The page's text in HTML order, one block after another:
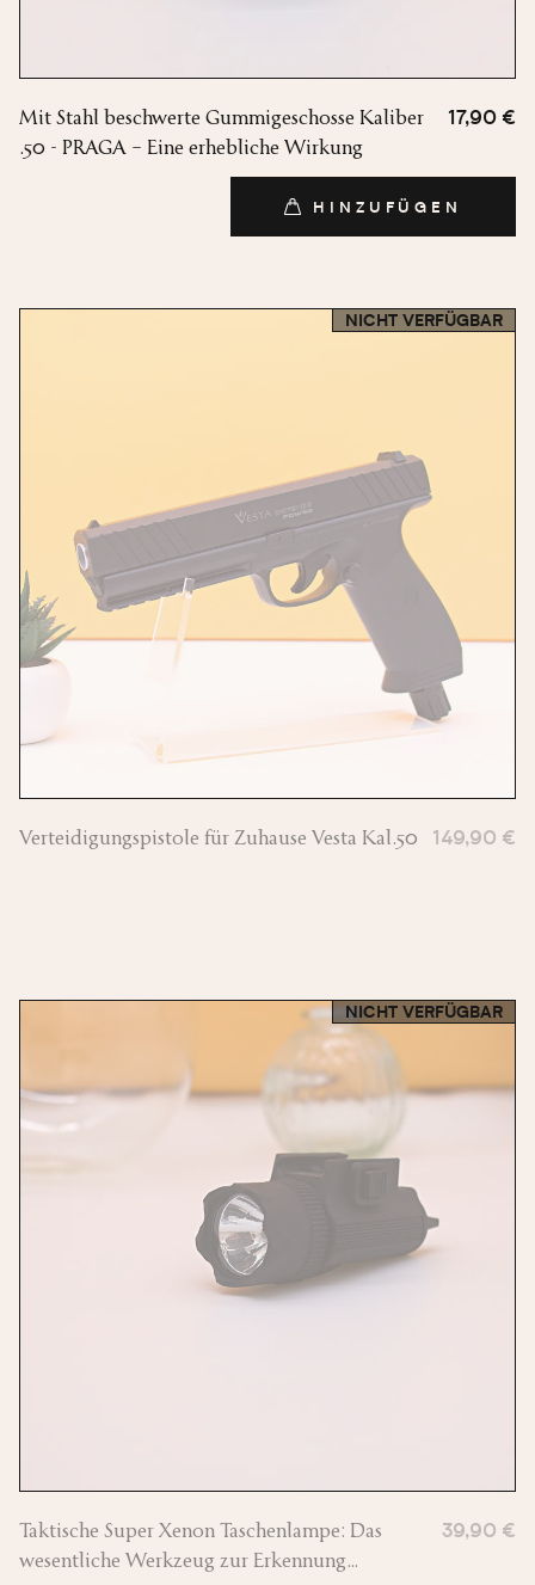
Mit Stahl beschwerte Gummigeschosse Kaliber
.50 - PRAGA – Eine erhebliche Wirkung
17,90 €
HINZUFÜGEN
NICHT VERFÜGBAR
Verteidigungspistole für Zuhause Vesta Kal.50 149,90 €
NICHT VERFÜGBAR
Taktische Super Xenon Taschenlampe: Das
wesentliche Werkzeug zur Erkennung
39,90 €